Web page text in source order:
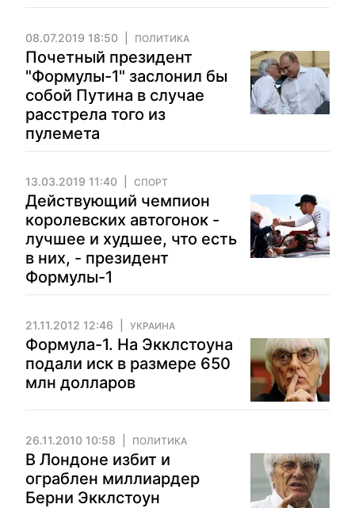
08.07.2019 18:50 ПОЛИТИКА
Почетный президент
"Формулы-1" заслонил бы
собой Путина в случае
расстрела того из
пулемета
13.03.2019 11:40 СПОРТ
Действующий чемпион
королевских автогонок -
лучшее и худшее, что есть
в них, - президент
Формулы-1
21.11.2012 12:46 УКРАИНА
Формула-1. На Экклстоуна
подали иск в размере 650
млн долларов
26.11.2010 10:58 ПОЛИТИКА
В Лондоне избит и
ограблен миллиардер
Берни Экклстоун